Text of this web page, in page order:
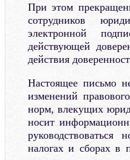
При этом
сотрудников
электронной
действующей
действия
Настоящее письмо
изменений
норм, влекущих
носит
руководствоваться
налогах и сборах в